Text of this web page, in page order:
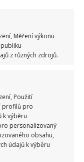
Měření výkonu
z různých zdrojů.
Použití
profilů pro
k výběru
personalizovaný
obsahu,
údajů k výběru
však ani nesnilo
myčky při úklidu
a usnadněte si